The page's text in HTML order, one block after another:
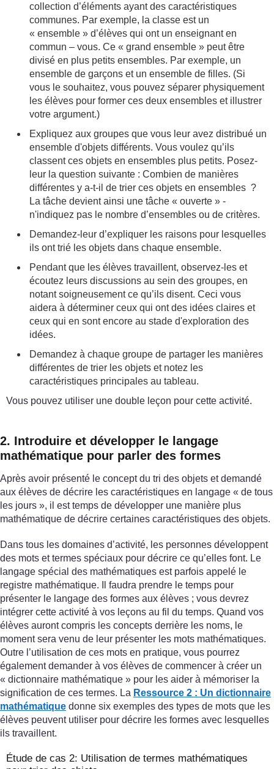
collection d’éléments ayant des caractéristiques
communes. Par exemple, la classe est un
« ensemble » d’élèves qui ont un enseignant en
commun – vous. Ce « grand ensemble » peut être
divisé en plus petits ensembles. Par exemple, un
ensemble de garçons et un ensemble de filles. (Si
vous le souhaitez, vous pouvez séparer physiquement
les élèves pour former ces deux ensembles et illustrer
votre argument.)
Expliquez aux groupes que vous leur avez distribué un
ensemble d'objets différents. Vous voulez qu’ils
classent ces objets en ensembles plus petits. Posez-
leur la question suivante : Combien de manières
différentes y a-t-il de trier ces objets en ensembles ?
La tâche devient ainsi une tâche « ouverte » -
n'indiquez pas le nombre d’ensembles ou de critères.
Demandez-leur d’expliquer les raisons pour lesquelles
ils ont trié les objets dans chaque ensemble.
Pendant que les élèves travaillent, observez-les et
écoutez leurs discussions au sein des groupes, en
notant soigneusement ce qu’ils disent. Ceci vous
aidera à déterminer ceux qui ont des idées claires et
ceux qui en sont encore au stade d'exploration des
idées.
Demandez à chaque groupe de partager les manières
différentes de trier les objets et notez les
caractéristiques principales au tableau.
Vous pouvez utiliser une double leçon pour cette activité.
2. Introduire et développer le langage
mathématique pour parler des formes
Après avoir présenté le concept du tri des objets et demandé
aux élèves de décrire les caractéristiques en langage « de tous
les jours », il est temps de développer une manière plus
mathématique de décrire certaines caractéristiques des objets.
Dans tous les domaines d’activité, les personnes développent
des mots et termes spéciaux pour décrire ce qu’elles font. Le
langage spécial des mathématiques est parfois appelé le
registre mathématique. Il faudra prendre le temps pour
présenter le langage des formes aux élèves ; vous devrez
intégrer cette activité à vos leçons au fil du temps. Quand vos
élèves auront compris les concepts derrière les noms, le
moment sera venu de leur présenter les mots mathématiques.
Outre l’utilisation de ces mots en pratique, vous pourrez
également demander à vos élèves de commencer à créer un
« dictionnaire mathématique » pour les aider à mémoriser la
signification de ces termes. La Ressource 2 : Un dictionnaire
mathématique donne six exemples des types de mots que les
élèves peuvent utiliser pour décrire les formes avec lesquelles
ils travaillent.
Étude de cas 2: Utilisation de termes mathématiques